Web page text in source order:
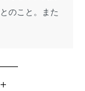
のこと。また